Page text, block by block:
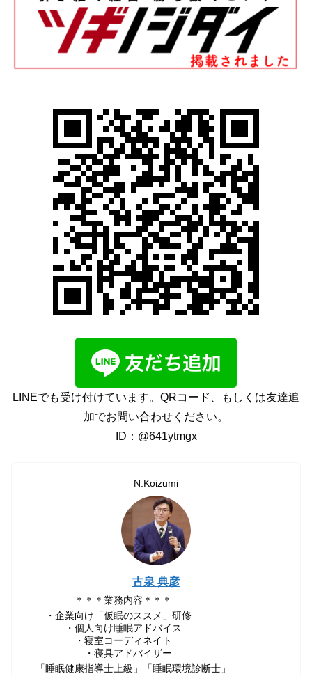
LINEでも受け付けています。QRコード、もしくは友達追
加でお問い合わせください。
ID：@641ytmgx
N.Koizumi
古泉 典彦
＊＊＊業務内容＊＊＊
・企業向け「仮眠のススメ」研修
・個人向け睡眠アドバイス
・寝室コーディネイト
・寝具アドバイザー
「睡眠健康指導士上級」「睡眠環境診断士」